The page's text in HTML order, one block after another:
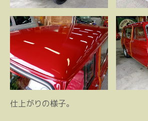
仕上がりの様子。